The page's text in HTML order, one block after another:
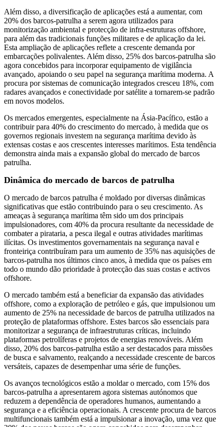
Além disso, a diversificação de aplicações está a aumentar, com
20% dos barcos-patrulha a serem agora utilizados para
monitorização ambiental e protecção de infra-estruturas offshore,
para além das tradicionais funções militares e de aplicação da lei.
Esta ampliação de aplicações reflete a crescente demanda por
embarcações polivalentes. Além disso, 25% dos barcos-patrulha são
agora concebidos para incorporar equipamento de vigilância
avançado, apoiando o seu papel na segurança marítima moderna. A
procura por sistemas de comunicação integrados cresceu 18%, com
radares avançados e conectividade por satélite a tornarem-se padrão
em novos modelos.
Os mercados emergentes, especialmente na Ásia-Pacífico, estão a
contribuir para 40% do crescimento do mercado, à medida que os
governos regionais investem na segurança marítima devido às
extensas costas e aos crescentes interesses marítimos. Esta tendência
demonstra ainda mais a expansão global do mercado de barcos
patrulha.
Dinâmica do mercado de barcos de patrulha
O mercado de barcos patrulha é moldado por diversas dinâmicas
significativas que estão contribuindo para o seu crescimento. As
ameaças à segurança marítima têm sido um dos principais
impulsionadores, com 40% da procura resultante da necessidade de
combater a pirataria, a pesca ilegal e outras atividades marítimas
ilícitas. Os investimentos governamentais na segurança naval e
fronteiriça contribuíram para um aumento de 35% nas aquisições de
barcos-patrulha nos últimos cinco anos, à medida que os países em
todo o mundo dão prioridade à protecção das suas costas e activos
offshore.
O mercado também está a beneficiar da expansão das atividades
offshore, como a exploração de petróleo e gás, que impulsionou um
aumento de 25% na necessidade de barcos de patrulha utilizados na
proteção de plataformas offshore. Estes barcos são essenciais para
monitorizar a segurança de infraestruturas críticas, incluindo
plataformas petrolíferas e projetos de energias renováveis. Além
disso, 20% dos barcos-patrulha estão a ser destacados para missões
de busca e salvamento, realçando a necessidade crescente de barcos
versáteis, capazes de desempenhar uma série de funções.
Os avanços tecnológicos estão a moldar o mercado, com 15% dos
barcos-patrulha a apresentarem agora sistemas autónomos que
reduzem a dependência de operadores humanos, aumentando a
segurança e a eficiência operacionais. A crescente procura de barcos
multifuncionais também está a impulsionar a inovação, uma vez que